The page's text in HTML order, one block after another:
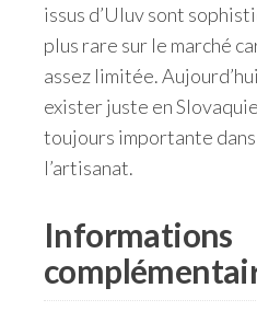
issus d’Uluv sont
plus rare sur le marché
assez limitée.
exister juste en
toujours importante
l’artisanat.
Informations